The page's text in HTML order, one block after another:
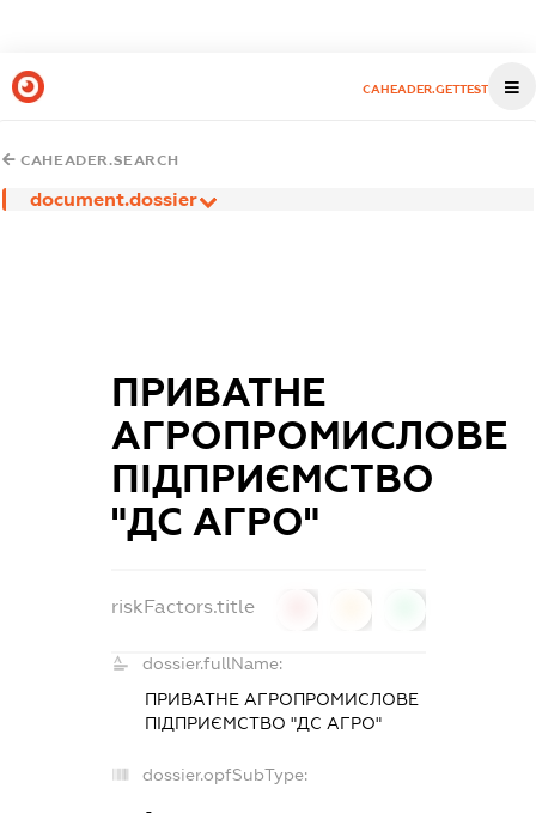
CAHEADER.GETTEST
CAHEADER.SEARCH
document.dossier
ПРИВАТНЕ
АГРОПРОМИСЛОВЕ
ПІДПРИЄМСТВО
"ДС АГРО"
riskFactors.title
dossier.fullName:
ПРИВАТНЕ АГРОПРОМИСЛОВЕ
ПІДПРИЄМСТВО "ДС АГРО"
dossier.opfSubType:
-